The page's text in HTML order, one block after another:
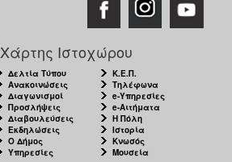
Χάρτης Ιστοχώρου
Δελτία Τύπου
Ανακοινώσεις
Διαγωνισμοί
Προσλήψεις
Διαβουλεύσεις
Εκδηλώσεις
Ο Δήμος
Υπηρεσίες
Κ.Ε.Π.
Τηλέφωνα
e-Υπηρεσίες
e-Αιτήματα
Η Πόλη
Ιστορία
Κνωσός
Μουσεία